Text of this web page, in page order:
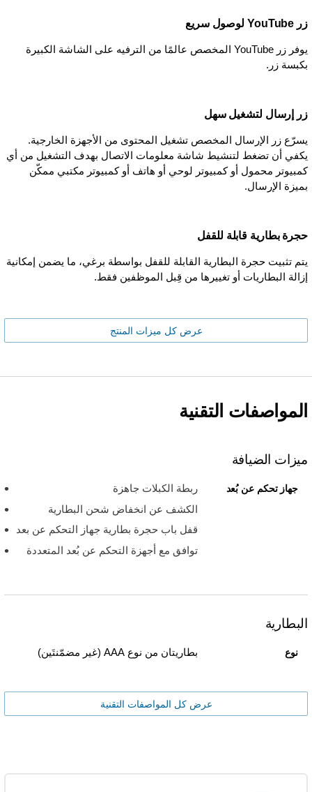
زر YouTube لوصول سريع
يوفر زر YouTube المخصص عالمًا من الترفيه على الشاشة الكبيرة
بكبسة زر.
زر إرسال لتشغيل سهل
يسرّع زر الإرسال المخصص تشغيل المحتوى من الأجهزة الخارجية.
يكفي أن تضغط لتنشيط شاشة معلومات الاتصال بهدف التشغيل من أي
كمبيوتر محمول أو كمبيوتر لوحي أو هاتف أو كمبيوتر مكتبي ممكّن
بميزة الإرسال.
حجرة بطارية قابلة للقفل
يتم تثبيت حجرة البطارية القابلة للقفل بواسطة برغي، ما يضمن إمكانية
إزالة البطاريات أو تغييرها من قِبل الموظفين فقط.
عرض كل ميزات المنتج
المواصفات التقنية
ميزات الضيافة
جهاز تحكم عن بُعد
ربطة الكبلات جاهزة
الكشف عن انخفاض شحن البطارية
قفل باب حجرة بطارية جهاز التحكم عن بعد
توافق مع أجهزة التحكم عن بُعد المتعددة
البطارية
نوع بطاريتان من نوع AAA (غير مضمّنتَين)
عرض كل المواصفات التقنية